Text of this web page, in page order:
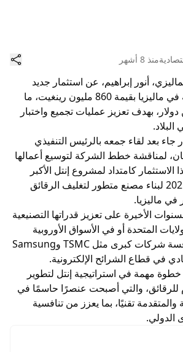
منذ 8 أشهر
أنور إبراهيم، عن استثمار جديد
لشركة إنتل الأمريكية في ماليزيا بقيمة 860 مليون رينغيت، ما
208 ملايين دولار، بهدف تعزيز عمليات تجميع واختبار
البلاد.
جاء بعد لقاء جمعه بالرئيس التنفيذي
لمناقشة خطط الشركة لتوسيع أعمالها
كامتداد لمشروع إنتل الأكبر
الذي أُعلن عنه عام 2021 لبناء مصنع متطور لتغليف الرقائق
الأخيرة على تعزيز قدراتها التصنيعية
المتحدة أو في الأسواق الأوروبية
والآسيوية، سعياً لمنافسة شركات كبرى مثل TSMC وSamsung
في قطاع الشرائح الإلكترونية.
خطوة مهمة في استراتيجية إنتل لتطوير
للرقائق، والتي أصبحت عنصرًا حاسمًا في
والمتقدمة تقنيًا، بما يعزز من تنافسية
الدولي.